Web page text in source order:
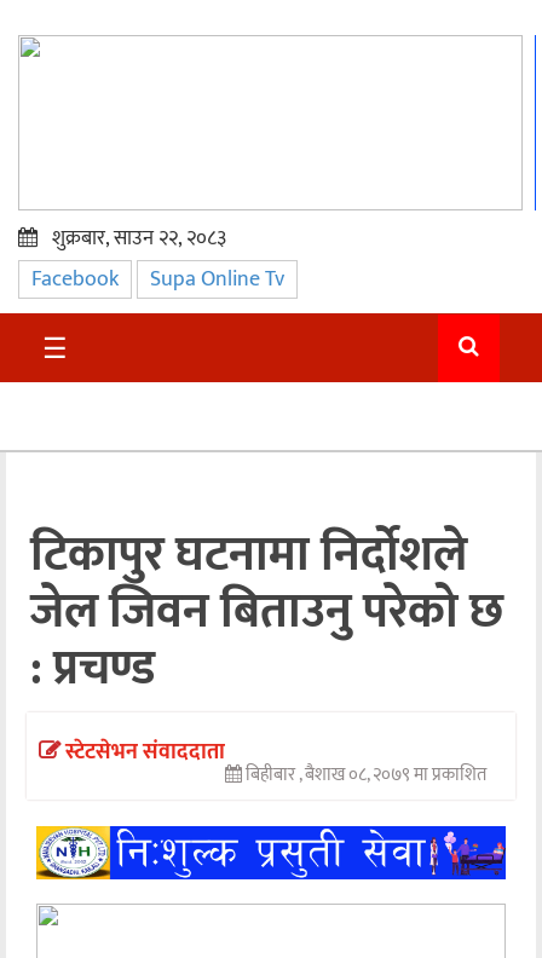
प्रमुख
समाचार
सुदुर
अन्तराष्ट्रिय
अन्तर्वार्ता
अर्थ
खेलकुद
मनोरञ्जन
शुक्रबार, साउन २२, २०८३
Facebook Supa Online Tv
☰
टिकापुर घटनामा निर्दोशले
जेल जिवन बिताउनु परेको छ
: प्रचण्ड
स्टेटसेभन संवाददाता
बिहीबार , बैशाख ०८, २०७९ मा प्रकाशित